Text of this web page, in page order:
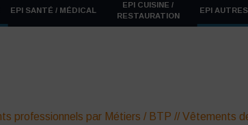
EPI SANTÉ / MÉDICAL
EPI CUISINE /
RESTAURATION
EPI
professionnels par Métiers / BTP //Vêtements